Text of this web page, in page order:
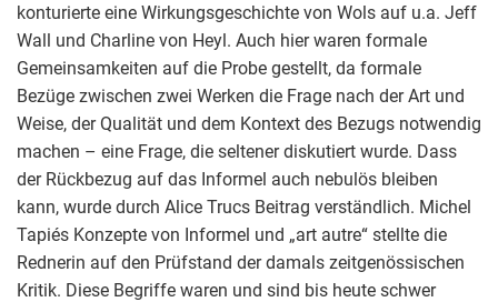
konturierte eine Wirkungsgeschichte von Wols auf u.a. Jeff
Wall und Charline von Heyl. Auch hier waren formale
Gemeinsamkeiten auf die Probe gestellt, da formale
Bezüge zwischen zwei Werken die Frage nach der Art und
Weise, der Qualität und dem Kontext des Bezugs notwendig
machen – eine Frage, die seltener diskutiert wurde. Dass
der Rückbezug auf das Informel auch nebulös bleiben
kann, wurde durch Alice Trucs Beitrag verständlich. Michel
Tapiés Konzepte von Informel und „art autre“ stellte die
Rednerin auf den Prüfstand der damals zeitgenössischen
Kritik. Diese Begriffe waren und sind bis heute schwer